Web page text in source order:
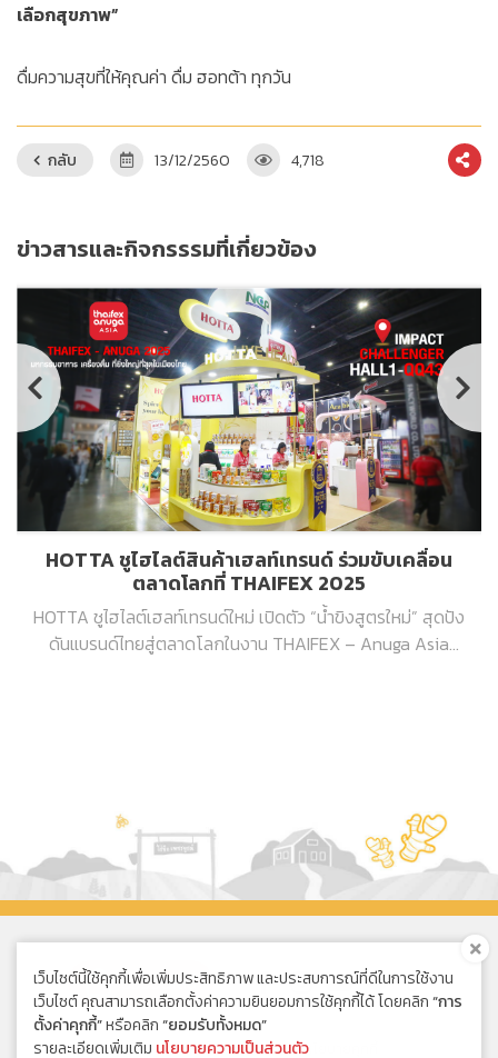
เลือกสุขภาพ”
ดื่มความสุขที่ให้คุณค่า ดื่ม ฮอทต้า ทุกวัน
กลับ 13/12/2560 4,718
ข่าวสารและกิจกรรรมที่เกี่ยวข้อง
HOTTA ชูไฮไลต์สินค้าเฮลท์เทรนด์ ร่วมขับเคลื่อน
ตลาดโลกที่ THAIFEX 2025
HOTTA ชูไฮไลต์เฮลท์เทรนด์ใหม่ เปิดตัว “น้ำขิงสูตรใหม่” สุดปัง
ดันแบรนด์ไทยสู่ตลาดโลกในงาน THAIFEX – Anuga Asia
ซื้อออนไลน์
นโยบายความเป็นส่วนตัว | นโยบายคุกกี้
เว็บไซต์นี้ใช้คุกกี้เพื่อเพิ่มประสิทธิภาพ และประสบการณ์ที่ดีในการใช้งาน
เว็บไซต์ คุณสามารถเลือกตั้งค่าความยินยอมการใช้คุกกี้ได้ โดยคลิก“การ
ตั้งค่าคุกกี้”หรือคลิก“ยอมรับทั้งหมด”
รายละเอียดเพิ่มเติม นโยบายความเป็นส่วนตัว